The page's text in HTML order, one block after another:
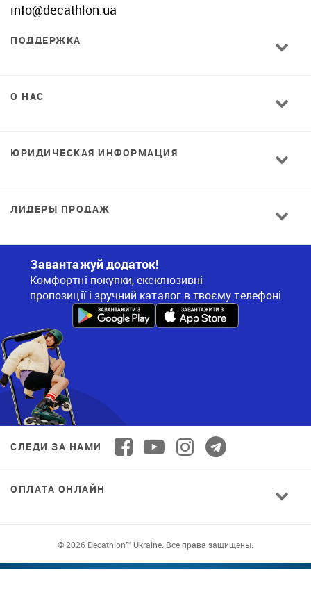
info@decathlon.ua
ПОДДЕРЖКА
О НАС
ЮРИДИЧЕСКАЯ ИНФОРМАЦИЯ
ЛИДЕРЫ ПРОДАЖ
Завантажуй додаток!
Комфортні покупки, ексклюзивні
пропозиції і зручний каталог в твоєму телефоні
СЛЕДИ ЗА НАМИ
ОПЛАТА ОНЛАЙН
© 2026 Decathlon™ Ukraine. Все права защищены.